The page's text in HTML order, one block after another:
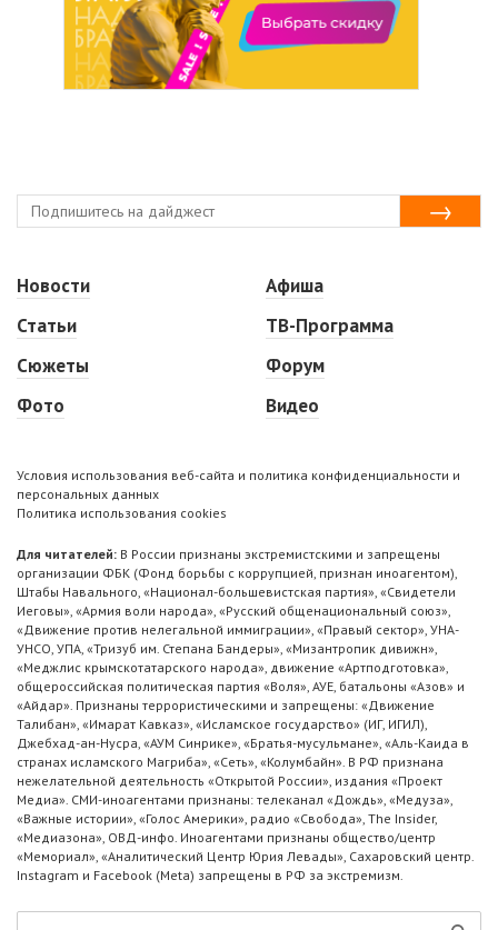
Новости
Статьи
Сюжеты
Фото
Афиша
ТВ-Программа
Форум
Видео
Условия использования веб-сайта и политика конфиденциальности и
персональных данных
Политика использования cookies
Для читателей: В России признаны экстремистскими и запрещены
организации ФБК (Фонд борьбы с коррупцией, признан иноагентом),
Штабы Навального, «Национал-большевистская партия», «Свидетели
Иеговы», «Армия воли народа», «Русский общенациональный союз»,
«Движение против нелегальной иммиграции», «Правый сектор», УНА-
УНСО, УПА, «Тризуб им. Степана Бандеры», «Мизантропик дивижн»,
«Меджлис крымскотатарского народа», движение «Артподготовка»,
общероссийская политическая партия «Воля», АУЕ, батальоны «Азов» и
«Айдар». Признаны террористическими и запрещены: «Движение
Талибан», «Имарат Кавказ», «Исламское государство» (ИГ, ИГИЛ),
Джебхад-ан-Нусра, «АУМ Синрике», «Братья-мусульмане», «Аль-Каида в
странах исламского Магриба», «Сеть», «Колумбайн». В РФ признана
нежелательной деятельность «Открытой России», издания «Проект
Медиа». СМИ-иноагентами признаны: телеканал «Дождь», «Медуза»,
«Важные истории», «Голос Америки», радио «Свобода», The Insider,
«Медиазона», ОВД-инфо. Иноагентами признаны общество/центр
«Мемориал», «Аналитический Центр Юрия Левады», Сахаровский центр.
Instagram и Facebook (Metа) запрещены в РФ за экстремизм.